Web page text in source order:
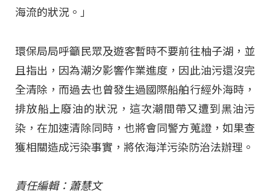
海流的狀況。」
環保局局呼籲民眾及遊客暫時不要前往柚子湖，並
且指出，因為潮汐影響作業進度，因此油污還沒完
全清除，而過去也曾發生過國際船舶行經外海時，
排放船上廢油的狀況，這次潮間帶又遭到黑油污
染，在加速清除同時，也將會同警方蒐證，如果查
獲相關造成污染事實，將依海洋污染防治法辦理。
責任編輯：蕭慧文